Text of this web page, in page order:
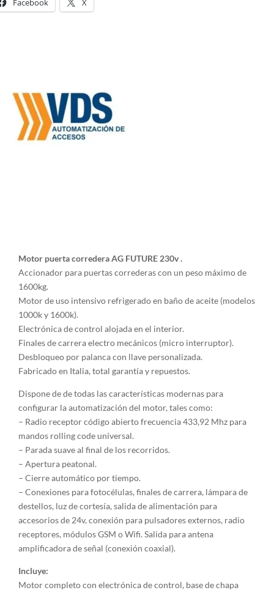
Facebook X
Motor puerta corredera AG FUTURE 230v .
Accionador para puertas correderas con un peso máximo de
1600kg.
Motor de uso intensivo refrigerado en baño de aceite (modelos
1000k y 1600k).
Electrónica de control alojada en el interior.
Finales de carrera electro mecánicos (micro interruptor).
Desbloqueo por palanca con llave personalizada.
Fabricado en Italia, total garantía y repuestos.
Dispone de de todas las características modernas para
configurar la automatización del motor, tales como:
– Radio receptor código abierto frecuencia 433,92 Mhz para
mandos rolling code universal.
– Parada suave al final de los recorridos.
– Apertura peatonal.
– Cierre automático por tiempo.
– Conexiones para fotocélulas, finales de carrera, lámpara de
destellos, luz de cortesía, salida de alimentación para
accesorios de 24v, conexión para pulsadores externos, radio
receptores, módulos GSM o Wifi. Salida para antena
amplificadora de señal (conexión coaxial).
Incluye:
Motor completo con electrónica de control, base de chapa